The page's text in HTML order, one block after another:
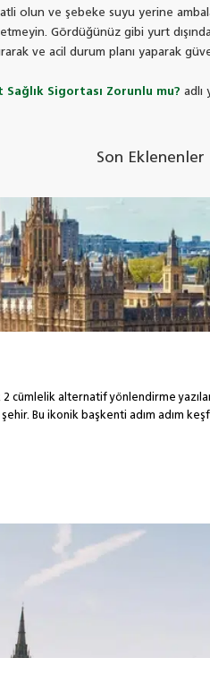
olun ve şebeke suyu yerine
etmeyin. Gördüğünüz gibi yurt
ve acil durum planı yaparak
Sağlık Sigortası Zorunlu mu? adlı
Son Eklenenler
alternatif yönlendirme
Bu ikonik başkenti adım adım